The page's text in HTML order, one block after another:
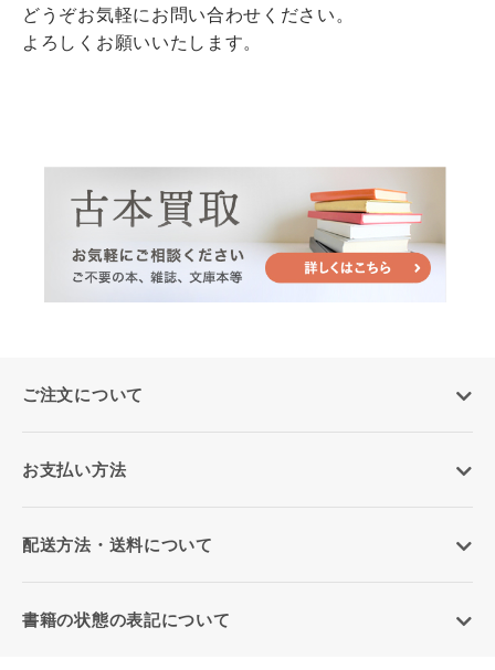
どうぞお気軽にお問い合わせください。
よろしくお願いいたします。
ご注文について
お支払い方法
配送方法・送料について
書籍の状態の表記について